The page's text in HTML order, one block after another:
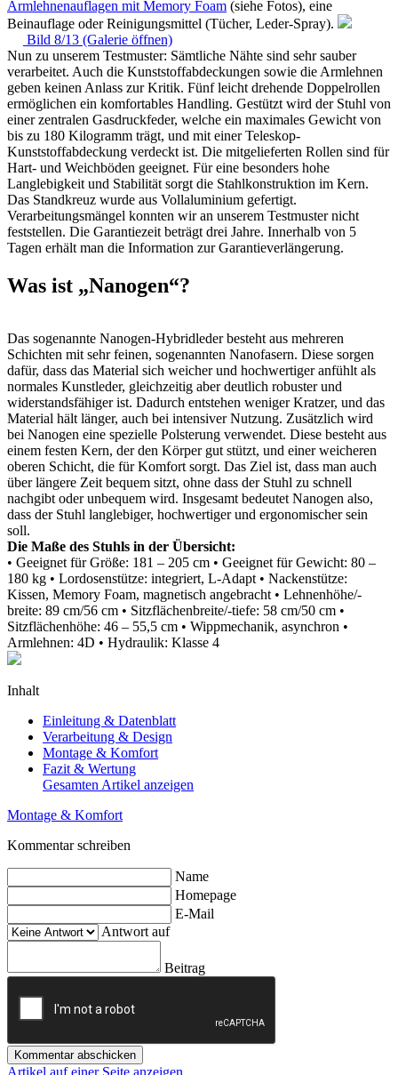
Armlehnenauflagen mit Memory Foam (siehe Fotos), eine
Beinauflage oder Reinigungsmittel (Tücher, Leder-Spray).
Bild 8/13 (Galerie öffnen)
Nun zu unserem Testmuster: Sämtliche Nähte sind sehr sauber
verarbeitet. Auch die Kunststoffabdeckungen sowie die Armlehnen
geben keinen Anlass zur Kritik. Fünf leicht drehende Doppelrollen
ermöglichen ein komfortables Handling. Gestützt wird der Stuhl von
einer zentralen Gasdruckfeder, welche ein maximales Gewicht von
bis zu 180 Kilogramm trägt, und mit einer Teleskop-
Kunststoffabdeckung verdeckt ist. Die mitgelieferten Rollen sind für
Hart- und Weichböden geeignet. Für eine besonders hohe
Langlebigkeit und Stabilität sorgt die Stahlkonstruktion im Kern.
Das Standkreuz wurde aus Vollaluminium gefertigt.
Verarbeitungsmängel konnten wir an unserem Testmuster nicht
feststellen. Die Garantiezeit beträgt drei Jahre. Innerhalb von 5
Tagen erhält man die Information zur Garantieverlängerung.
Was ist „Nanogen“?
Das sogenannte Nanogen-Hybridleder besteht aus mehreren
Schichten mit sehr feinen, sogenannten Nanofasern. Diese sorgen
dafür, dass das Material sich weicher und hochwertiger anfühlt als
normales Kunstleder, gleichzeitig aber deutlich robuster und
widerstandsfähiger ist. Dadurch entstehen weniger Kratzer, und das
Material hält länger, auch bei intensiver Nutzung. Zusätzlich wird
bei Nanogen eine spezielle Polsterung verwendet. Diese besteht aus
einem festen Kern, der den Körper gut stützt, und einer weicheren
oberen Schicht, die für Komfort sorgt. Das Ziel ist, dass man auch
über längere Zeit bequem sitzt, ohne dass der Stuhl zu schnell
nachgibt oder unbequem wird. Insgesamt bedeutet Nanogen also,
dass der Stuhl langlebiger, hochwertiger und ergonomischer sein
soll.
Die Maße des Stuhls in der Übersicht:
• Geeignet für Größe: 181 – 205 cm • Geeignet für Gewicht: 80 –
180 kg • Lordosenstütze: integriert, L-Adapt • Nackenstütze:
Kissen, Memory Foam, magnetisch angebracht • Lehnenhöhe/-
breite: 89 cm/56 cm • Sitzflächenbreite/-tiefe: 58 cm/50 cm •
Sitzflächenhöhe: 46 – 55,5 cm • Wippmechanik, asynchron •
Armlehnen: 4D • Hydraulik: Klasse 4
Inhalt
Einleitung & Datenblatt
Verarbeitung & Design
Montage & Komfort
Fazit & Wertung
Gesamten Artikel anzeigen
Montage & Komfort
Kommentar schreiben
Name
Homepage
E-Mail
Antwort auf
Beitrag
Kommentar abschicken